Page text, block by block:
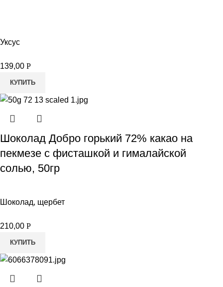
Уксус
139,00 Р
КУПИТЬ
Шоколад Добро горький 72% какао на
пекмезе с фисташкой и гималайской
солью, 50гр
Шоколад, щербет
210,00 Р
КУПИТЬ